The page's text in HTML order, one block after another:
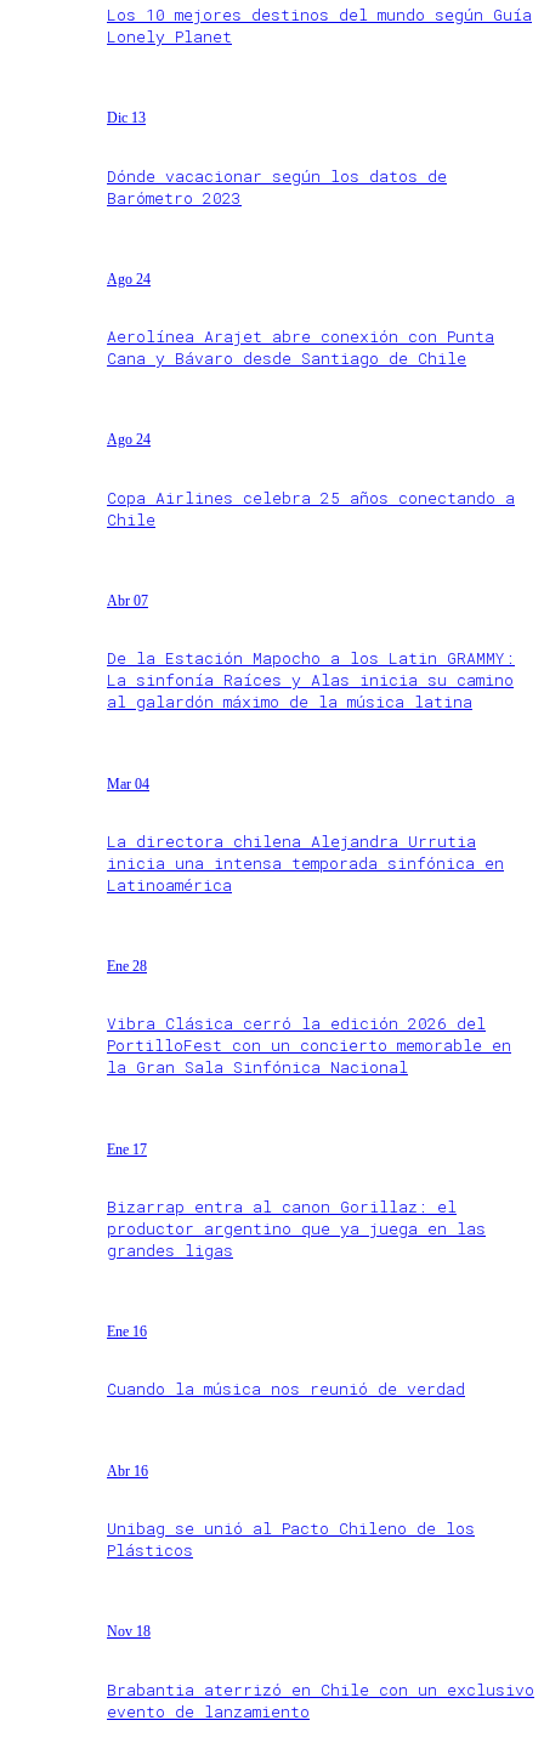
Los 10 mejores destinos del mundo según Guía
Lonely Planet
Dic 13
Dónde vacacionar según los datos de
Barómetro 2023
Ago 24
Aerolínea Arajet abre conexión con Punta
Cana y Bávaro desde Santiago de Chile
Ago 24
Copa Airlines celebra 25 años conectando a
Chile
Abr 07
De la Estación Mapocho a los Latin GRAMMY:
La sinfonía Raíces y Alas inicia su camino
al galardón máximo de la música latina
Mar 04
La directora chilena Alejandra Urrutia
inicia una intensa temporada sinfónica en
Latinoamérica
Ene 28
Vibra Clásica cerró la edición 2026 del
PortilloFest con un concierto memorable en
la Gran Sala Sinfónica Nacional
Ene 17
Bizarrap entra al canon Gorillaz: el
productor argentino que ya juega en las
grandes ligas
Ene 16
Cuando la música nos reunió de verdad
Abr 16
Unibag se unió al Pacto Chileno de los
Plásticos
Nov 18
Brabantia aterrizó en Chile con un exclusivo
evento de lanzamiento